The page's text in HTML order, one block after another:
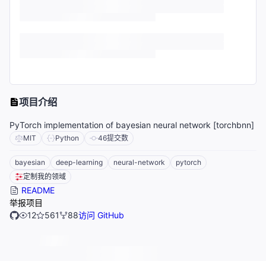
项目介绍
PyTorch implementation of bayesian neural network [torchbnn]
MIT Python 46提交数
bayesian deep-learning neural-network
pytorch
定制我的领域
README
举报项目
12
561 88访问 GitHub